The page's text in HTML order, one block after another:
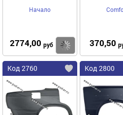
Начало
2774,00 руб Купить
370,50
Код 2760 Код 2800